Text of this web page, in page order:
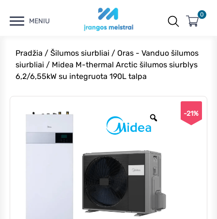
MENIU
0
Pradžia / Šilumos siurbliai / Oras - Vanduo šilumos
siurbliai / Midea M-thermal Arctic šilumos siurblys
6,2/6,55kW su integruota 190L talpa
-21%